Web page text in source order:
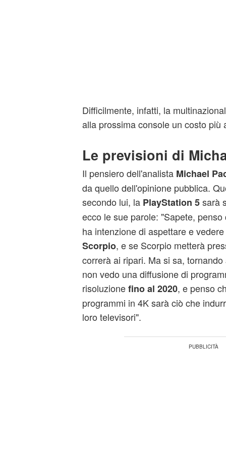
Difficilmente, infatti, la
alla prossima console un costo più
Le previsioni di
Il pensiero dell'analista Michael
da quello dell'opinione pubblica.
secondo lui, laPlayStation 5sarà
ecco le sue parole: "Sapete, penso
ha intenzione di aspettare e
Scorpio, e se Scorpio metterà
correrà ai ripari. Ma si sa,
non vedo una diffusione di
risoluzionefino al 2020, e penso
programmi in 4K sarà ciò che
loro televisori".